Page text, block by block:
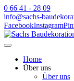
0 66 41 - 28 09
info@sachs-
FacebookInstagram
Home
Über uns
Über uns